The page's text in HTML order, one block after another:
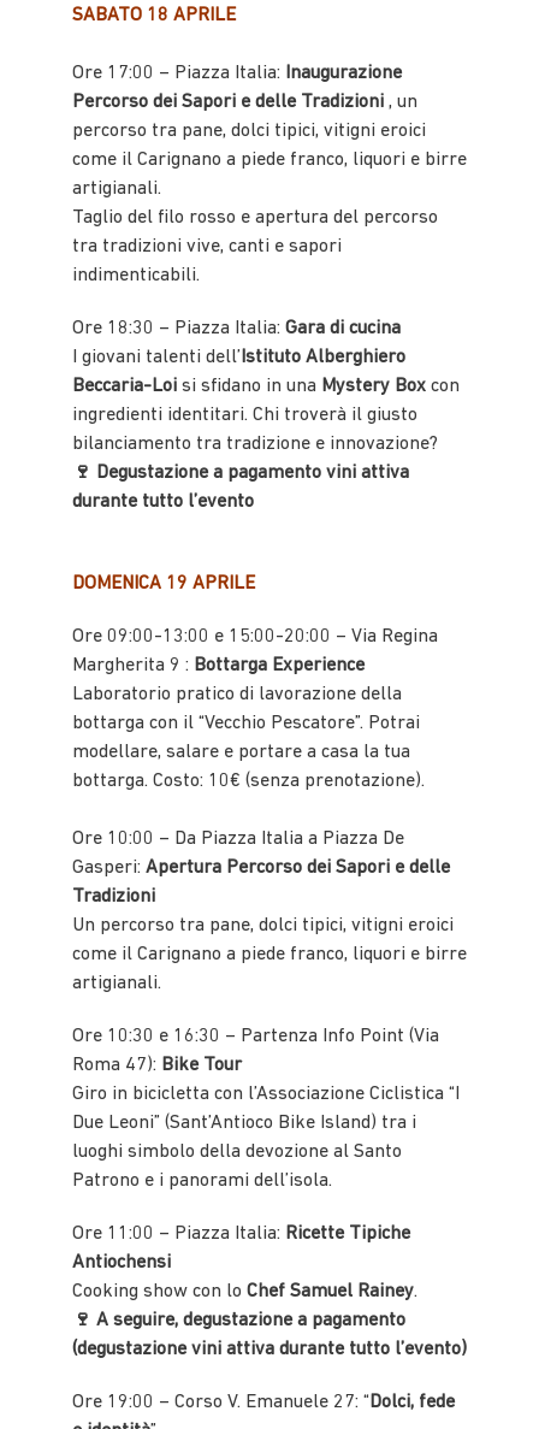
SABATO 18 APRILE
Ore 17:00 – Piazza Italia: Inaugurazione
Percorso dei Sapori e delle Tradizioni , un
percorso tra pane, dolci tipici, vitigni eroici
come il Carignano a piede franco, liquori e birre
artigianali.
Taglio del filo rosso e apertura del percorso
tra tradizioni vive, canti e sapori
indimenticabili.
Ore 18:30 – Piazza Italia: Gara di cucina
I giovani talenti dell’Istituto Alberghiero
Beccaria-Loi si sfidano in una Mystery Box con
ingredienti identitari. Chi troverà il giusto
bilanciamento tra tradizione e innovazione?
🍷 Degustazione a pagamento vini attiva
durante tutto l’evento
DOMENICA 19 APRILE
Ore 09:00-13:00 e 15:00-20:00 – Via Regina
Margherita 9 : Bottarga Experience
Laboratorio pratico di lavorazione della
bottarga con il “Vecchio Pescatore”. Potrai
modellare, salare e portare a casa la tua
bottarga. Costo: 10€ (senza prenotazione).
Ore 10:00 – Da Piazza Italia a Piazza De
Gasperi: Apertura Percorso dei Sapori e delle
Tradizioni
Un percorso tra pane, dolci tipici, vitigni eroici
come il Carignano a piede franco, liquori e birre
artigianali.
Ore 10:30 e 16:30 – Partenza Info Point (Via
Roma 47): Bike Tour
Giro in bicicletta con l’Associazione Ciclistica “I
Due Leoni” (Sant’Antioco Bike Island) tra i
luoghi simbolo della devozione al Santo
Patrono e i panorami dell’isola.
Ore 11:00 – Piazza Italia: Ricette Tipiche
Antiochensi
Cooking show con lo Chef Samuel Rainey.
🍷 A seguire, degustazione a pagamento
(degustazione vini attiva durante tutto l’evento)
Ore 19:00 – Corso V. Emanuele 27: “Dolci, fede